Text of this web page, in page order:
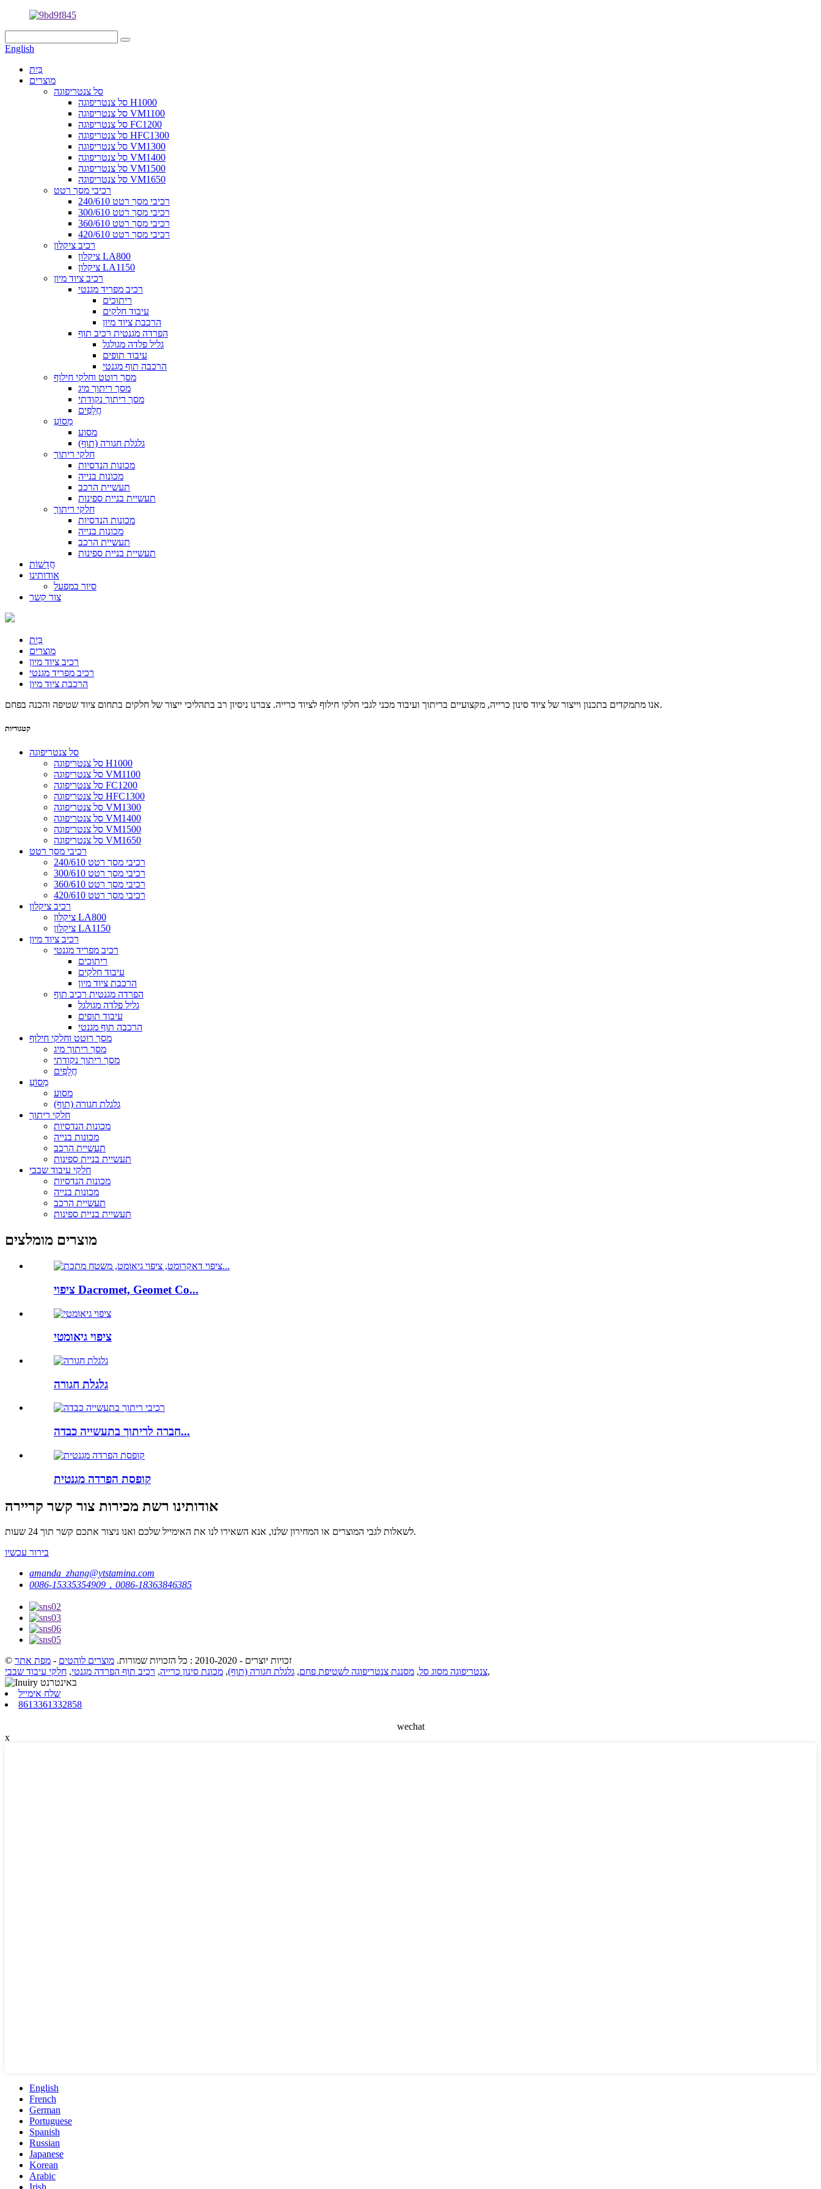
English
בַּיִת
מוצרים
סל צנטריפוגה
סל צנטריפוגה H1000
סל צנטריפוגה VM1100
סל צנטריפוגה FC1200
סל צנטריפוגה HFC1300
סל צנטריפוגה VM1300
סל צנטריפוגה VM1400
סל צנטריפוגה VM1500
סל צנטריפוגה VM1650
רכיבי מסך רטט
רכיבי מסך רטט 240/610
רכיבי מסך רטט 300/610
רכיבי מסך רטט 360/610
רכיבי מסך רטט 420/610
רכיב ציקלון
ציקלון LA800
ציקלון LA1150
רכיב ציוד מיון
רכיב מפריד מגנטי
ריתוכים
עיבוד חלקים
הרכבת ציוד מיון
הפרדה מגנטית רכיב תוף
גליל פלדה מגולגל
עיבוד תופים
הרכבה תוף מגנטי
מסך רוטט וחלקי חילוף
מסך ריתוך מיג
מסך ריתוך נקודתי
חֲלָפִים
מַסוֹעַ
מסוע
גלגלת חגורה (תוף)
חלקי ריתוך
מכונות הנדסיות
מכונות בנייה
תעשיית הרכב
תעשיית בניית ספינות
חלקי ריתוך
מכונות הנדסיות
מכונות בנייה
תעשיית הרכב
תעשיית בניית ספינות
חֲדָשׁוֹת
אודותינו
סיור במפעל
צור קשר
בַּיִת
מוצרים
רכיב ציוד מיון
רכיב מפריד מגנטי
הרכבת ציוד מיון
אנו מתמקדים בתכנון וייצור של ציוד סינון כרייה, מקצועיים בריתוך ועיבוד מכני לגבי חלקי חילוף לציוד כרייה. צברנו ניסיון רב בתהליכי ייצור של חלקים בתחום ציוד שטיפה והכנה בפחם.
קטגוריות
סל צנטריפוגה
סל צנטריפוגה H1000
סל צנטריפוגה VM1100
סל צנטריפוגה FC1200
סל צנטריפוגה HFC1300
סל צנטריפוגה VM1300
סל צנטריפוגה VM1400
סל צנטריפוגה VM1500
סל צנטריפוגה VM1650
רכיבי מסך רטט
רכיבי מסך רטט 240/610
רכיבי מסך רטט 300/610
רכיבי מסך רטט 360/610
רכיבי מסך רטט 420/610
רכיב ציקלון
ציקלון LA800
ציקלון LA1150
רכיב ציוד מיון
רכיב מפריד מגנטי
ריתוכים
עיבוד חלקים
הרכבת ציוד מיון
הפרדה מגנטית רכיב תוף
גליל פלדה מגולגל
עיבוד תופים
הרכבה תוף מגנטי
מסך רוטט וחלקי חילוף
מסך ריתוך מיג
מסך ריתוך נקודתי
חֲלָפִים
מַסוֹעַ
מסוע
גלגלת חגורה (תוף)
חלקי ריתוך
מכונות הנדסיות
מכונות בנייה
תעשיית הרכב
תעשיית בניית ספינות
חלקי עיבוד שבבי
מכונות הנדסיות
מכונות בנייה
תעשיית הרכב
תעשיית בניית ספינות
מוצרים מומלצים
ציפוי Dacromet, Geomet Co...
ציפוי גיאומטי
גלגלת חגורה
חברה לריתוך בתעשייה כבדה...
קופסת הפרדה מגנטית
אודותינו רשת מכירות צור קשר קריירה
לשאלות לגבי המוצרים או המחירון שלנו, אנא השאירו לנו את האימייל שלכם ואנו ניצור אתכם קשר תוך 24 שעות.
בירור עכשיו
amanda_zhang@ytstamina.com
0086-15335354909，0086-18363846385
© זכויות יוצרים - 2010-2020 : כל הזכויות שמורות. מוצרים לוהטים - מפת אתר
צנטריפוגה מסוג סל, מסננת צנטריפוגה לשטיפת פחם, גלגלת חגורה (תוף), מכונת סינון כרייה, רכיב תוף הפרדה מגנטי, חלקי עיבוד שבבי ,
שלח אימייל
8613361332858
wechat
x
English
French
German
Portuguese
Spanish
Russian
Japanese
Korean
Arabic